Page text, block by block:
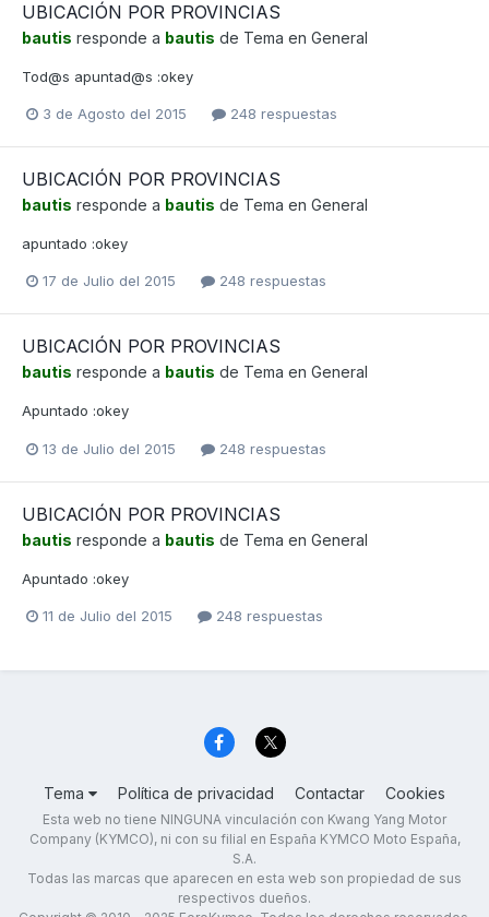
UBICACIÓN POR PROVINCIAS
bautis responde a bautis de Tema en General
Tod@s apuntad@s :okey
3 de Agosto del 2015 248 respuestas
UBICACIÓN POR PROVINCIAS
bautis responde a bautis de Tema en General
apuntado :okey
17 de Julio del 2015 248 respuestas
UBICACIÓN POR PROVINCIAS
bautis responde a bautis de Tema en General
Apuntado :okey
13 de Julio del 2015 248 respuestas
UBICACIÓN POR PROVINCIAS
bautis responde a bautis de Tema en General
Apuntado :okey
11 de Julio del 2015 248 respuestas
Tema Política de privacidad Contactar Cookies
Esta web no tiene NINGUNA vinculación con Kwang Yang Motor
Company (KYMCO), ni con su filial en España KYMCO Moto España,
S.A.
Todas las marcas que aparecen en esta web son propiedad de sus
respectivos dueños.